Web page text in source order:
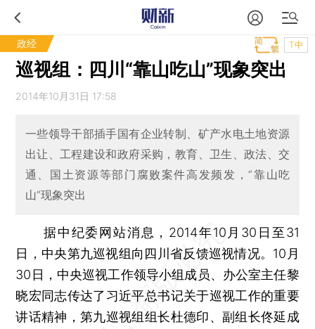
政经 T中
巡视组：四川“靠山吃山”现象突出
2014年10月31日 17:58
一些领导干部插手国有企业转制、矿产水电土地资源
出让、工程建设和政府采购，教育、卫生、政法、交
通、国土资源等部门腐败案件高发频发，“靠山吃
山”现象突出
据中纪委网站消息，2014年10月30日至31
日，中央第九巡视组向四川省反馈巡视情况。10月
30日，中央巡视工作领导小组成员、办公室主任黎
晓宏同志传达了习近平总书记关于巡视工作的重要
讲话精神，第九巡视组组长杜德印、副组长佟延成